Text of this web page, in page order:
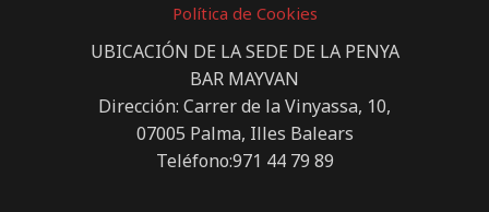
Política de Cookies
UBICACIÓN DE LA SEDE DE LA PENYA
BAR MAYVAN
Dirección: Carrer de la Vinyassa, 10,
07005 Palma, Illes Balears
Teléfono:971 44 79 89